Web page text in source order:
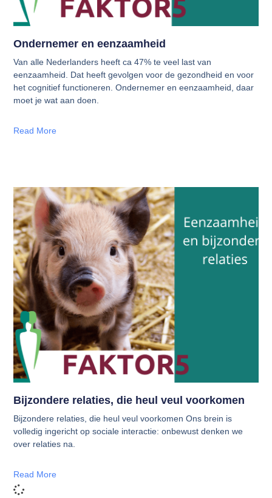
Ondernemer en eenzaamheid
Van alle Nederlanders heeft ca 47% te veel last van
eenzaamheid. Dat heeft gevolgen voor de gezondheid en voor
het cognitief functioneren. Ondernemer en eenzaamheid, daar
moet je wat aan doen.
Read More
Bijzondere relaties, die heul veul voorkomen
Bijzondere relaties, die heul veul voorkomen Ons brein is
volledig ingericht op sociale interactie: onbewust denken we
over relaties na.
Read More